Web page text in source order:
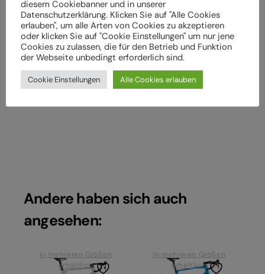
die Montage von Bauteilen ein
Wenden Sie sich an Ihren Fachhändler, wenn Sie die
beschriebenen Arbeiten an Ihrem Fahrrad (z. B.
Einstellungen vornehmen) nicht selbst durchführen
können, Sie sich unsicher fühlen oder nicht über die
richtigen Werkzeuge verfügen.
Andere haben sich auch
angesehen:
In mehreren Größen
erhältlich
In mehreren Größen
erhältlich
diesem Cookiebanner und in unserer
Datenschutzerklärung. Klicken Sie auf "Alle Cookies
erlauben", um alle Arten von Cookies zu akzeptieren
oder klicken Sie auf "Cookie Einstellungen" um nur jene
Cookies zu zulassen, die für den Betrieb und Funktion
der Webseite unbedingt erforderlich sind.
Cookie Einstellungen Alle Cookies erlauben